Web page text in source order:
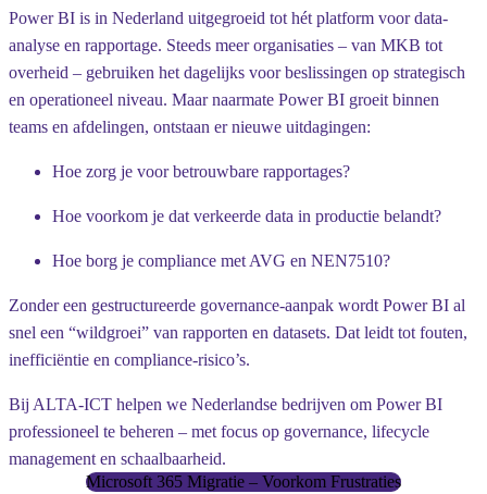
Power BI is in Nederland uitgegroeid tot hét platform voor data-
analyse en rapportage. Steeds meer organisaties – van MKB tot
overheid – gebruiken het dagelijks voor beslissingen op strategisch
en operationeel niveau. Maar naarmate Power BI groeit binnen
teams en afdelingen, ontstaan er nieuwe uitdagingen:
Hoe zorg je voor betrouwbare rapportages?
Hoe voorkom je dat verkeerde data in productie belandt?
Hoe borg je compliance met AVG en NEN7510?
Zonder een gestructureerde governance-aanpak wordt Power BI al
snel een “wildgroei” van rapporten en datasets. Dat leidt tot fouten,
inefficiëntie en compliance-risico’s.
Bij ALTA-ICT helpen we Nederlandse bedrijven om Power BI
professioneel te beheren – met focus op governance, lifecycle
management en schaalbaarheid.
Microsoft 365 Migratie – Voorkom Frustraties